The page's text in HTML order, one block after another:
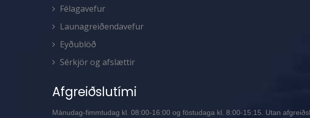
Félagavefur
Launagreiðendavefur
Eyðublöð
Sérkjör og afslættir
Afgreiðslutími
Mánudag-fimmtudag kl. 08:00-16:00 og föstudaga kl. 8:00-15:15. Utan